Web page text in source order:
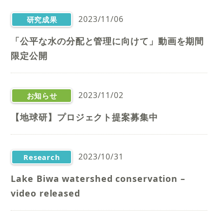
研究成果 2023/11/06
「公平な水の分配と管理に向けて」動画を期間
限定公開
お知らせ 2023/11/02
【地球研】プロジェクト提案募集中
Research
2023/10/31
Lake Biwa watershed conservation –
video released